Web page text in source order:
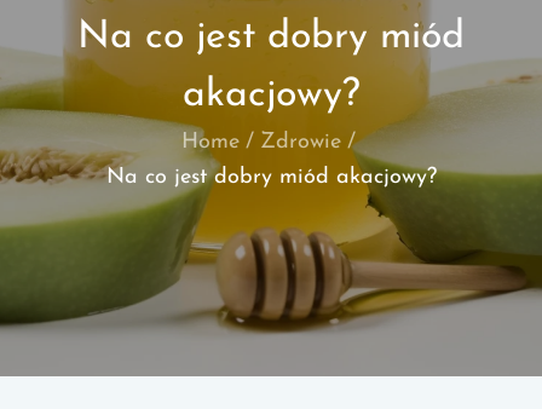
Na co jest dobry miód
akacjowy?
Home
Zdrowie
Na co jest dobry miód akacjowy?